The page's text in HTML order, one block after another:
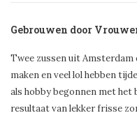
Gebrouwen door
Twee zussen uit Amsterdam
maken en veel lol hebben
als hobby begonnen met
resultaat van lekker frisse